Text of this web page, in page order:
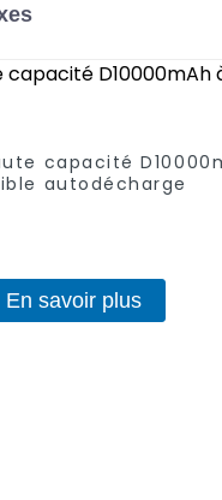
capacité
autodécharge
En savoir plus